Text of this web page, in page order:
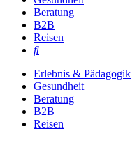
Beratung
B2B
Reisen
Erlebnis & Pädagogik
Gesundheit
Beratung
B2B
Reisen